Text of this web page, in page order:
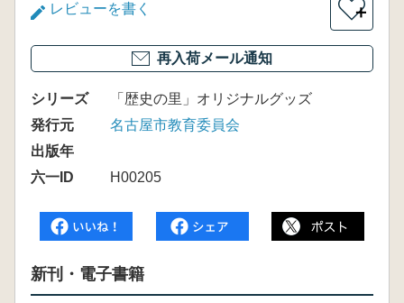
レビューを書く ＋
再入荷メール通知
シリーズ
「歴史の里」オリジナルグッズ
発行元
名古屋市教育委員会
出版年
六一ID
H00205
新刊・電子書籍